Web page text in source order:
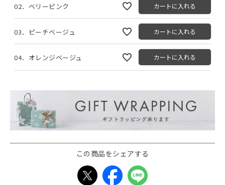
02．ベリーピンク カートに入れる
03．ピーチベージュ カートに入れる
04．オレンジベージュ カートに入れる
この商品をシェアする